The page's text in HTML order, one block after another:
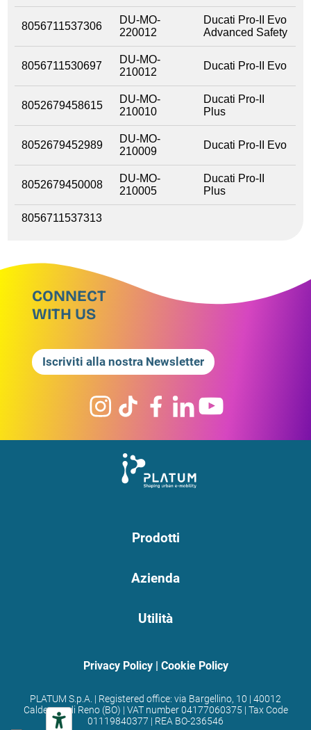
8056711537306
DU-MO-
220012
Ducati Pro-II Evo
Advanced Safety
8056711530697
DU-MO-
210012
Ducati Pro-II Evo
8052679458615
DU-MO-
210010
Ducati Pro-II
Plus
8052679452989
DU-MO-
210009
Ducati Pro-II Evo
8052679450008
DU-MO-
210005
Ducati Pro-II
Plus
8056711537313
CONNECT
WITH US
Iscriviti alla nostra Newsletter
Prodotti
Azienda
Utilità
Privacy Policy| Cookie Policy
PLATUM S.p.A. | Registered office: via Bargellino, 10 | 40012
Calderara di Reno (BO) | VAT number 04177060375 | Tax Code
01119840377 | REA BO-236546